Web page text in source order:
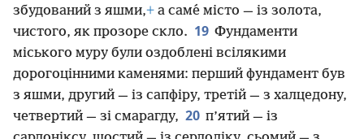
збудований з яшми,+ а саме́ місто — із золота,
чистого, як прозоре скло. 19 Фундаменти
міського муру були оздоблені всілякими
дорогоцінними каменями: перший фундамент був
з яшми, другий — із сапфіру, третій — з халцедону,
четвертий — зі смарагду, 20 п’ятий — із